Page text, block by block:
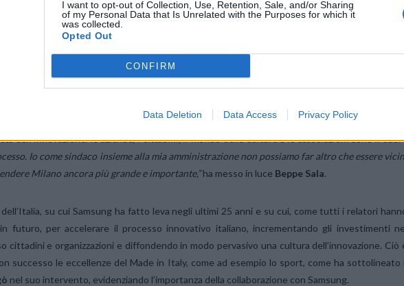
I want to opt-out of Collection, Use, Retention, Sale, and/or Sharing
of my Personal Data that Is Unrelated with the Purposes for which it
was collected.
Opted Out
CONFIRM
Data Deletion Data Access Privacy Policy
di Milano Beppe Salache, in questo processo evolutivo necessario, ha evidenziato come la
grandi player digitali quali Samsung promuovono attivamente l’uso delle nuove tecnologie,
un circolo virtuoso dell’innovazione in tutto il Paese, contribuendo a riportare l’Italia
nel contesto internazionale.
lungimiranza 25 anni fa Milano, la nostra città, come suo quartier generale in Italia. Milano è
dell’innovazione: le aziende, i cittadini, il mondo della cultura e le associazioni sono il
Io come sindaco insieme alla mia amministrazione non possiamo far altro che essere
Milano ancora più grande e importante,”ha messo in luce Beppe Sala.
su cui Samsung ha fatto leva negli ultimi 25 anni e su cui, come tutti i relatori
futuro, per accelerare il processo innovativo italiano, incrementando gli investimenti
cittadini e organizzazioni e diffondendo in modo pervasivo una cultura dell’innovazione. Ciò
successo le eccellenze del Made in Italy, come ad esempio lo sport, come ha sottolineato
nel suo intervento, evidenziando l’importanza della collaborazione con Samsung.